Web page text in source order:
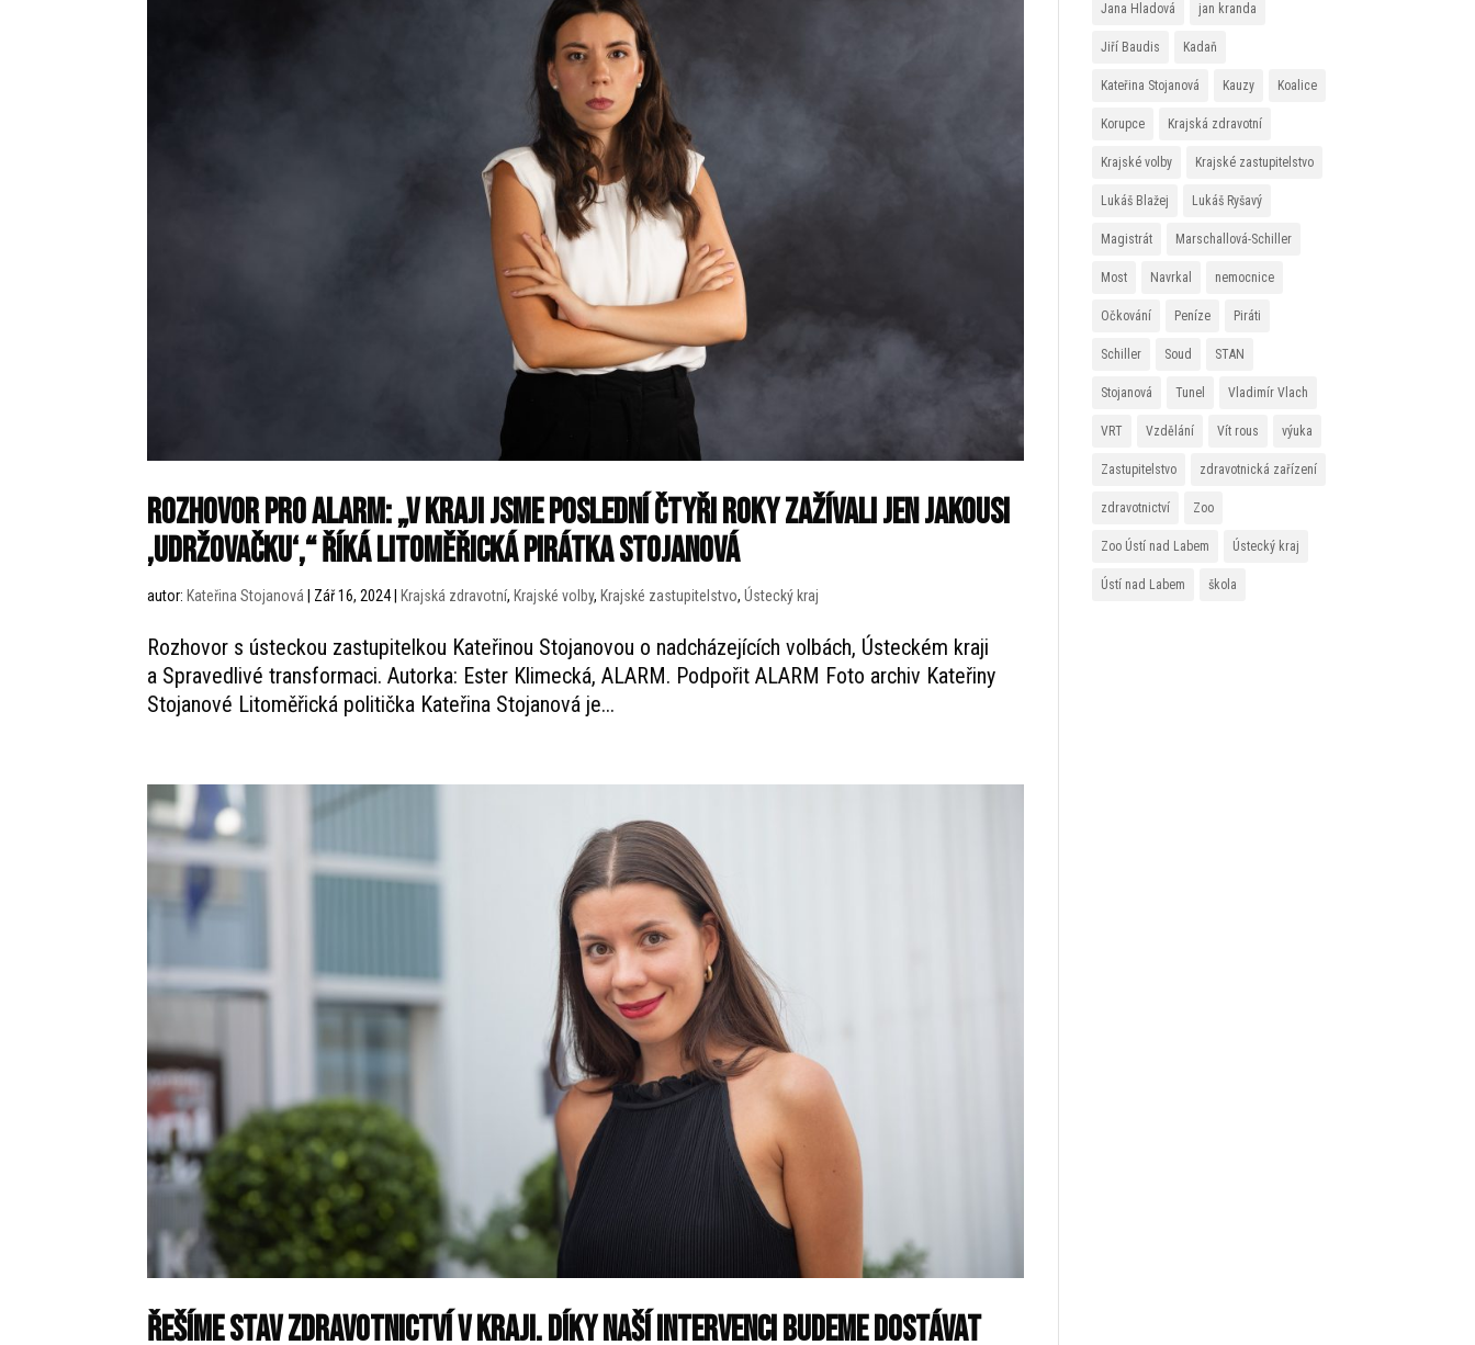
rozhovor pro alarm: „V kraji jsme poslední čtyři roky zažívali jen jakousi
‚udržovačku‘,“ říká litoměřická pirátka Stojanová
autor: Kateřina Stojanová Zář 16, 2024| Krajská zdravotní, Krajské volby, Krajské zastupitelstvo,Ústecký kraj
Rozhovor s ústeckou zastupitelkou Kateřinou Stojanovou o nadcházejících volbách, Ústeckém kraji
a Spravedlivé transformaci. Autorka: Ester Klimecká, ALARM. Podpořit ALARM Foto archiv Kateřiny
Stojanové Litoměřická politička Kateřina Stojanová je...
Řešíme stav zdravotnictví v kraji. Díky naší intervenci budeme dostávat
Jana Hladová jan kranda
Jiří Baudis Kadaň
Kateřina Stojanová Kauzy Koalice
Korupce Krajská zdravotní
Krajské volby Krajské zastupitelstvo
Lukáš Blažej Lukáš Ryšavý
Magistrát Marschallová-Schiller
Most Navrkal nemocnice
Očkování Peníze Piráti
Schiller Soud STAN
Stojanová Tunel Vladimír Vlach
VRT Vzdělání Vít rous výuka
Zastupitelstvo zdravotnická zařízení
zdravotnictví Zoo
Zoo Ústí nad Labem Ústecký kraj
Ústí nad Labem škola